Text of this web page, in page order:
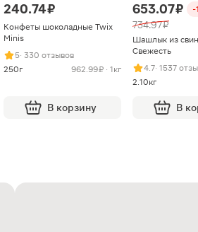
240.74 ₽
Конфеты шоколадные Twix
Minis
5· 330 отзывов
250г
962.99 ₽ · 1кг
В корзину
653.07 ₽ -
734.97 ₽
Шашлык из
Свежесть
4.7· 1537
2.10кг
В